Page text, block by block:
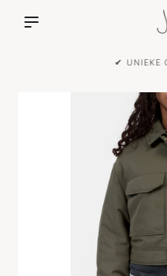
✔ VOOR 15:00